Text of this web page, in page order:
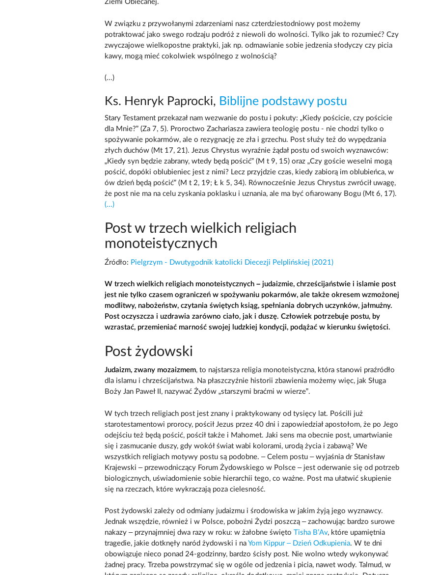
Ziemi Obiecanej.
W związku z przywołanymi zdarzeniami nasz czterdziestodniowy post możemy
potraktować jako swego rodzaju podróż z niewoli do wolności. Tylko jak to rozumieć? Czy
zwyczajowe wielkopostne praktyki, jak np. odmawianie sobie jedzenia słodyczy czy picia
kawy, mogą mieć cokolwiek wspólnego z wolnością?
(...)
Ks. Henryk Paprocki, Biblijne podstawy postu
Stary Testament przekazał nam wezwanie do postu i pokuty: „Kiedy pościcie, czy pościcie
dla Mnie?” (Za 7, 5). Proroctwo Zachariasza zawiera teologię postu - nie chodzi tylko o
spożywanie pokarmów, ale o rezygnację ze zła i grzechu. Post służy też do wypędzania
złych duchów (Mt 17, 21). Jezus Chrystus wyraźnie żądał postu od swoich wyznawców:
„Kiedy syn będzie zabrany, wtedy będą pościć” (M t 9, 15) oraz „Czy goście weselni mogą
pościć, dopóki oblubieniec jest z nimi? Lecz przyjdzie czas, kiedy zabiorą im oblubieńca, w
ów dzień będą pościć” (M t 2, 19; Ł k 5, 34). Równocześnie Jezus Chrystus zwrócił uwagę,
że post nie ma na celu zyskania poklasku i uznania, ale ma być ofiarowany Bogu (Mt 6, 17).
(...)
Post w trzech wielkich religiach
monoteistycznych
Źródło: Pielgrzym - Dwutygodnik katolicki Diecezji Pelplińskiej (2021)
W trzech wielkich religiach monoteistycznych – judaizmie, chrześcijaństwie i islamie post
jest nie tylko czasem ograniczeń w spożywaniu pokarmów, ale także okresem wzmożonej
modlitwy, nabożeństw, czytania świętych ksiąg, spełniania dobrych uczynków, jałmużny.
Post oczyszcza i uzdrawia zarówno ciało, jak i duszę. Człowiek potrzebuje postu, by
wzrastać, przemieniać marność swojej ludzkiej kondycji, podążać w kierunku świętości.
Post żydowski
Judaizm, zwany mozaizmem, to najstarsza religia monoteistyczna, która stanowi praźródło
dla islamu i chrześcijaństwa. Na płaszczyźnie historii zbawienia możemy więc, jak Sługa
Boży Jan Paweł II, nazywać Żydów „starszymi braćmi w wierze”.
W tych trzech religiach post jest znany i praktykowany od tysięcy lat. Pościli już
starotestamentowi prorocy, pościł Jezus przez 40 dni i zapowiedział apostołom, że po Jego
odejściu też będą pościć, pościł także i Mahomet. Jaki sens ma obecnie post, umartwianie
się i zasmucanie duszy, gdy wokół świat wabi kolorami, urodą życia i zabawą? We
wszystkich religiach motywy postu są podobne. – Celem postu – wyjaśnia dr Stanisław
Krajewski – przewodniczący Forum Żydowskiego w Polsce – jest oderwanie się od potrzeb
biologicznych, uświadomienie sobie hierarchii tego, co ważne. Post ma ułatwić skupienie
się na rzeczach, które wykraczają poza cielesność.
Post żydowski zależy od odmiany judaizmu i środowiska w jakim żyją jego wyznawcy.
Jednak wszędzie, również i w Polsce, pobożni Żydzi poszczą – zachowując bardzo surowe
nakazy – przynajmniej dwa razy w roku: w żałobne święto Tisha B’Av, które upamiętnia
tragedie, jakie dotknęły naród żydowski i na Yom Kippur – Dzień Odkupienia. W te dni
obowiązuje nieco ponad 24-godzinny, bardzo ścisły post. Nie wolno wtedy wykonywać
żadnej pracy. Trzeba powstrzymać się w ogóle od jedzenia i picia, nawet wody. Talmud, w